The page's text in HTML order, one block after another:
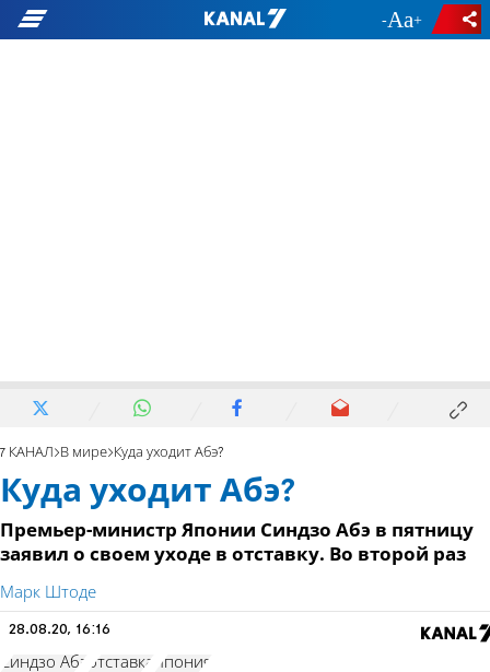
- +
7 КАНАЛ В мире Куда уходит Абэ?
Куда уходит Абэ?
Премьер-министр Японии Синдзо Абэ в пятницу
заявил о своем уходе в отставку. Во второй раз
Марк Штоде
28.08.20, 16:16
Синдзо Абэ отставка Япония